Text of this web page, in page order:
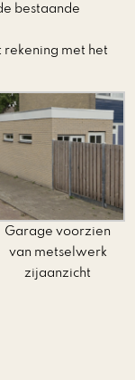
bestaande
rekening met het
Garage voorzien
van metselwerk
zijaanzicht